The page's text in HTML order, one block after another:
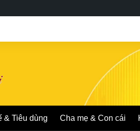
& Tiêu dùng Cha mẹ & Con cái